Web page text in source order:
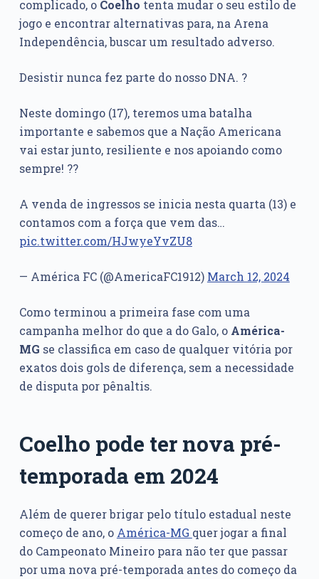
complicado, o Coelho tenta mudar o seu estilo de
jogo e encontrar alternativas para, na Arena
Independência, buscar um resultado adverso.
Desistir nunca fez parte do nosso DNA. ?
Neste domingo (17), teremos uma batalha
importante e sabemos que a Nação Americana
vai estar junto, resiliente e nos apoiando como
sempre! ??
A venda de ingressos se inicia nesta quarta (13) e
contamos com a força que vem das…
pic.twitter.com/HJwyeYvZU8
— América FC (@AmericaFC1912) March 12, 2024
Como terminou a primeira fase com uma
campanha melhor do que a do Galo, o América-
MG se classifica em caso de qualquer vitória por
exatos dois gols de diferença, sem a necessidade
de disputa por pênaltis.
Coelho pode ter nova pré-
temporada em 2024
Além de querer brigar pelo título estadual neste
começo de ano, o América-MG quer jogar a final
do Campeonato Mineiro para não ter que passar
por uma nova pré-temporada antes do começo da